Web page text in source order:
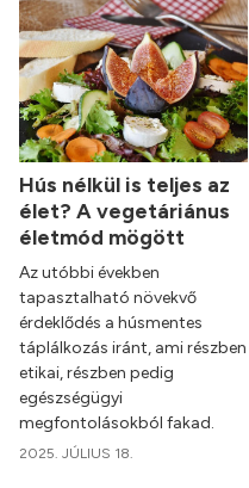
Hús nélkül is teljes az
élet? A vegetáriánus
életmód mögött
Az utóbbi években
tapasztalható növekvő
érdeklődés a húsmentes
táplálkozás iránt, ami részben
etikai, részben pedig
egészségügyi
megfontolásokból fakad.
2025. JÚLIUS 18.